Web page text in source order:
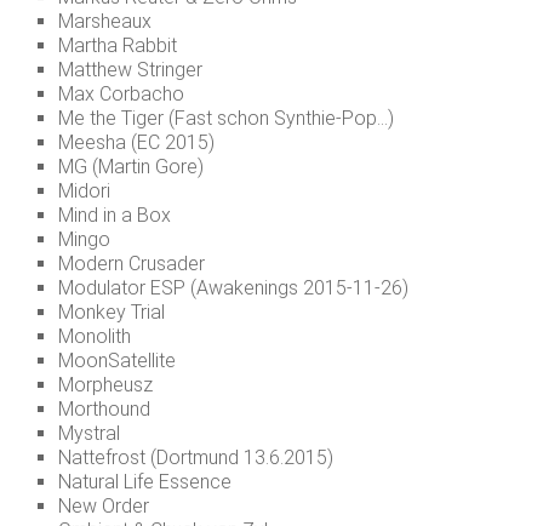
Marsheaux
Martha Rabbit
Matthew Stringer
Max Corbacho
Me the Tiger (Fast schon Synthie-Pop…)
Meesha (EC 2015)
MG (Martin Gore)
Midori
Mind in a Box
Mingo
Modern Crusader
Modulator ESP (Awakenings 2015-11-26)
Monkey Trial
Monolith
MoonSatellite
Morpheusz
Morthound
Mystral
Nattefrost (Dortmund 13.6.2015)
Natural Life Essence
New Order